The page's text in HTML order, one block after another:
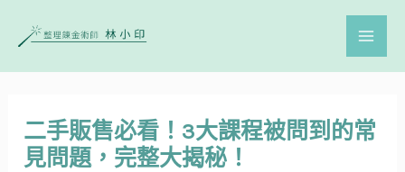
二手販售必看！3大課程被問到的常
見問題，完整大揭秘！